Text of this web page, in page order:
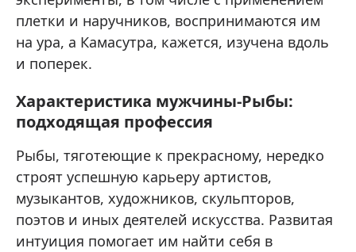
плетки и наручников, воспринимаются им
на ура, а Камасутра, кажется, изучена вдоль
и поперек.
Характеристика мужчины-Рыбы:
подходящая профессия
Рыбы, тяготеющие к прекрасному, нередко
строят успешную карьеру артистов,
музыкантов, художников, скульпторов,
поэтов и иных деятелей искусства. Развитая
интуиция помогает им найти себя в